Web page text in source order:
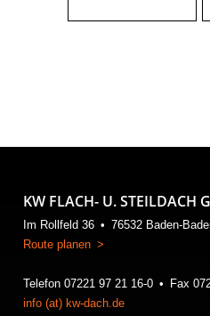
KW FLACH- U. STEILDACH
Im Rollfeld 36 • 76532 Baden-
Route planen >
Telefon 07221 97 21 16-0 • Fax
info (at) kw-dach.de